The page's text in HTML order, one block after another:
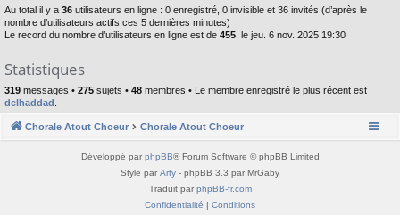
Au total il y a 36 utilisateurs en ligne : 0 enregistré, 0 invisible et 36 invités (d’après le
nombre d’utilisateurs actifs ces 5 dernières minutes)
Le record du nombre d’utilisateurs en ligne est de 455 , le jeu. 6 nov. 2025 19:30
Statistiques
319 messages • 275 sujets • 48 membres • Le membre enregistré le plus récent est
delhaddad
Chorale Atout Choeur Chorale Atout Choeur
Développé par phpBB® Forum Software © phpBB Limited
Style par Arty - phpBB 3.3 par MrGaby
Traduit par phpBB-fr.com
Confidentialité
Conditions